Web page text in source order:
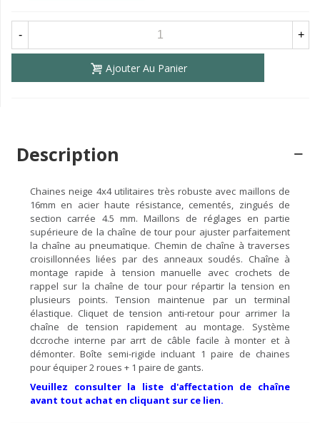
- +
Ajouter Au Panier
Description
Chaines neige 4x4 utilitaires très robuste avec maillons de
16mm en acier haute résistance, cementés, zingués de
section carrée 4.5 mm. Maillons de réglages en partie
supérieure de la chaîne de tour pour ajuster parfaitement
la chaîne au pneumatique. Chemin de chaîne à traverses
croisillonnées liées par des anneaux soudés. Chaîne à
montage rapide à tension manuelle avec crochets de
rappel sur la chaîne de tour pour répartir la tension en
plusieurs points. Tension maintenue par un terminal
élastique. Cliquet de tension anti-retour pour arrimer la
chaîne de tension rapidement au montage. Système
dccroche interne par arrt de câble facile à monter et à
démonter. Boîte semi-rigide incluant 1 paire de chaines
pour équiper 2 roues + 1 paire de gants.
Veuillez consulter la liste d'affectation de chaîne
avant tout achat en cliquant sur ce lien.